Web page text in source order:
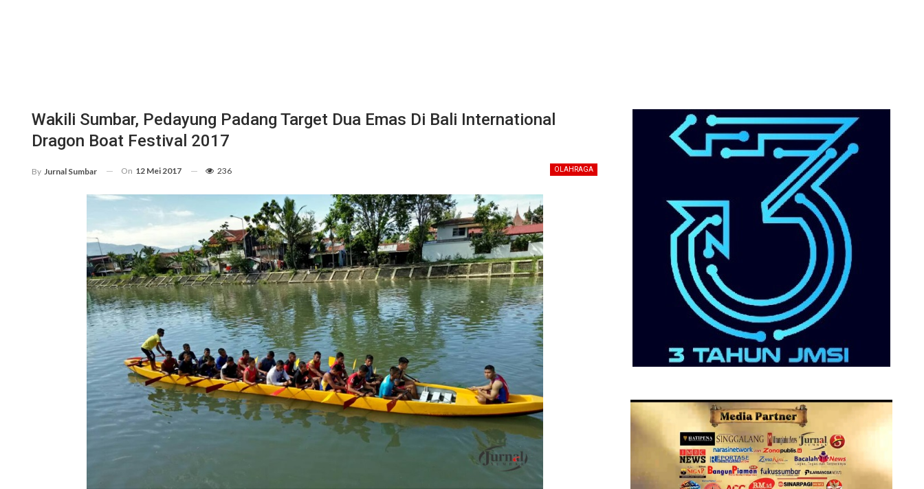
Wakili Sumbar, Pedayung Padang Target Dua Emas Di Bali International
Dragon Boat Festival 2017
OLAHRAGA
By Jurnal Sumbar On 12 Mei 2017 236